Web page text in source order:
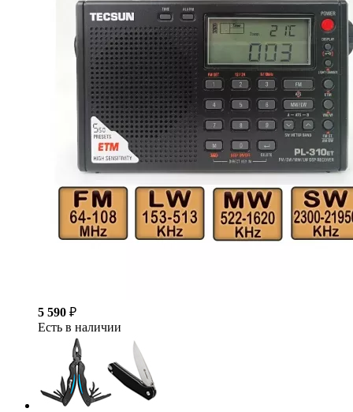
5 590 ₽
Есть в наличии